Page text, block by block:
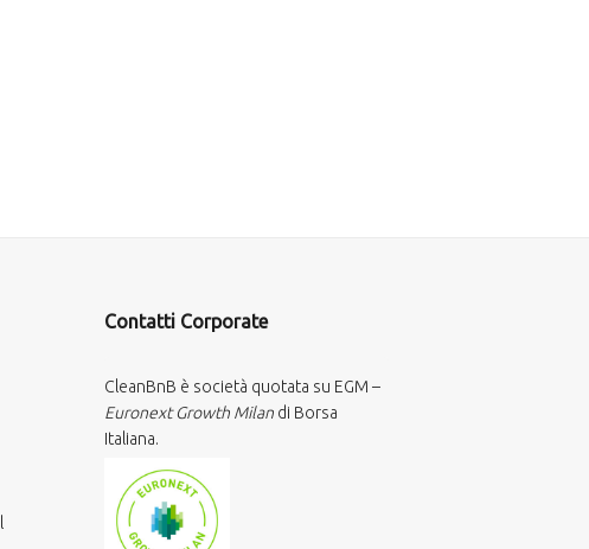
Contatti Corporate
CleanBnB è società quotata su EGM –
Euronext Growth Milan di Borsa
Italiana.